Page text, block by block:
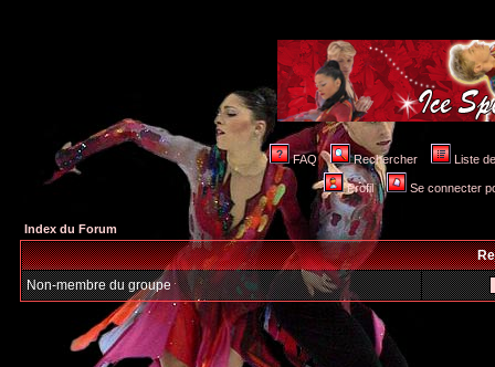
FAQ Rechercher Liste
Profil Se connecter
Index du Forum
Non-membre du groupe